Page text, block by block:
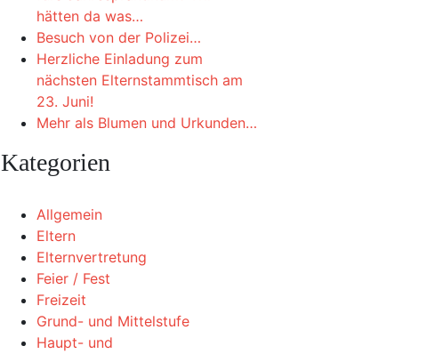
hätten da was…
Besuch von der Polizei…
Herzliche Einladung zum
nächsten Elternstammtisch am
23. Juni!
Mehr als Blumen und Urkunden…
Kategorien
Allgemein
Eltern
Elternvertretung
Feier / Fest
Freizeit
Grund- und Mittelstufe
Haupt- und